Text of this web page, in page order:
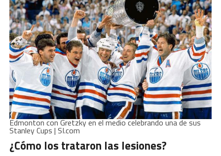
Edmonton con Gretzky en el medio celebrando una de sus
Stanley Cups | SI.com
¿Cómo los trataron las lesiones?